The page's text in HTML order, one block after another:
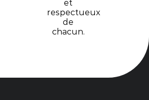
et
respectueux
de
chacun.